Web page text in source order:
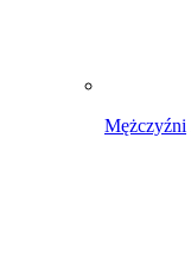
Mężczyźni